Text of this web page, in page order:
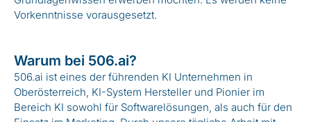
Vorkenntnisse vorausgesetzt.
Warum bei 506.ai?
506.ai ist eines der führenden KI Unternehmen in
Oberösterreich, KI-System Hersteller und Pionier im
Bereich KI sowohl für Softwarelösungen, als auch für den